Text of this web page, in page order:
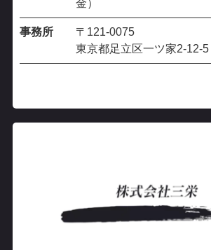
金）
事務所
〒121-0075
東京都足立区一ツ家2-12-5